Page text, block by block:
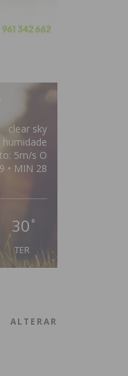
clear sky
humidade
5m/s O
• MIN 28
30 °
TER
ALTERAR